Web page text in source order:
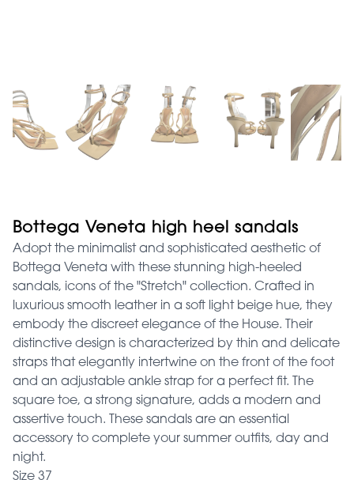
Bottega Veneta high heel sandals
Adopt the minimalist and sophisticated aesthetic of
Bottega Veneta with these stunning high-heeled
sandals, icons of the "Stretch" collection. Crafted in
luxurious smooth leather in a soft light beige hue, they
embody the discreet elegance of the House. Their
distinctive design is characterized by thin and delicate
straps that elegantly intertwine on the front of the foot
and an adjustable ankle strap for a perfect fit. The
square toe, a strong signature, adds a modern and
assertive touch. These sandals are an essential
accessory to complete your summer outfits, day and
night.
Size 37